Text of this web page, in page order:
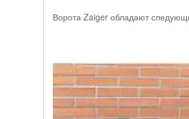
Ворота Zaiger обладают